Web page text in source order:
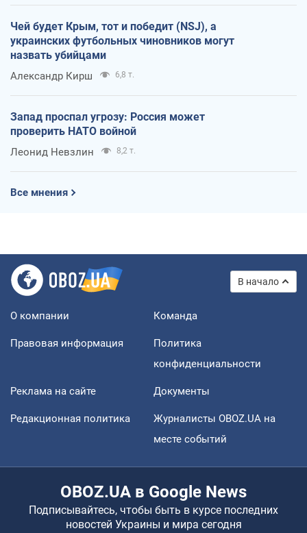
Чей будет Крым, тот и победит (NSJ), а
украинских футбольных чиновников могут
назвать убийцами
Александр Кирш 6,8 т.
Запад проспал угрозу: Россия может
проверить НАТО войной
Леонид Невзлин 8,2 т.
Все мнения
В начало
О компании Команда
Правовая информация
Политика
конфиденциальности
Реклама на сайте Документы
Редакционная политика
Журналисты OBOZ.UA на
месте событий
OBOZ.UA в Google News
Подписывайтесь, чтобы быть в курсе последних
новостей Украины и мира сегодня